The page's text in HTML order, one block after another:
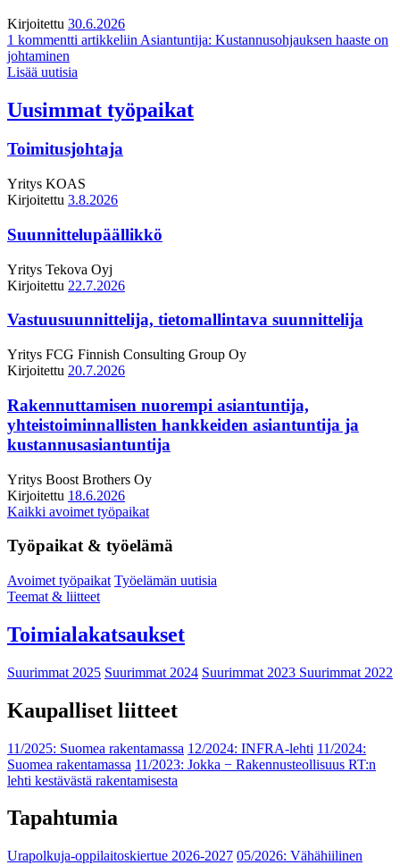
Kirjoitettu 30.6.2026
1 kommentti artikkeliin Asiantuntija: Kustannusohjauksen haaste on
johtaminen
Lisää uutisia
Uusimmat työpaikat
Toimitusjohtaja
Yritys KOAS
Kirjoitettu 3.8.2026
Suunnittelupäällikkö
Yritys Tekova Oyj
Kirjoitettu 22.7.2026
Vastuusuunnittelija, tietomallintava suunnittelija
Yritys FCG Finnish Consulting Group Oy
Kirjoitettu 20.7.2026
Rakennuttamisen nuorempi asiantuntija,
yhteistoiminnallisten hankkeiden asiantuntija ja
kustannusasiantuntija
Yritys Boost Brothers Oy
Kirjoitettu 18.6.2026
Kaikki avoimet työpaikat
Työpaikat & työelämä
Avoimet työpaikat Työelämän uutisia
Teemat & liitteet
Toimialakatsaukset
Suurimmat 2025 Suurimmat 2024 Suurimmat 2023 Suurimmat 2022
Kaupalliset liitteet
11/2025: Suomea rakentamassa 12/2024: INFRA-lehti 11/2024:
Suomea rakentamassa 11/2023: Jokka − Rakennusteollisuus RT:n
lehti kestävästä rakentamisesta
Tapahtumia
Urapolkuja-oppilaitoskiertue 2026-2027 05/2026: Vähähiilinen